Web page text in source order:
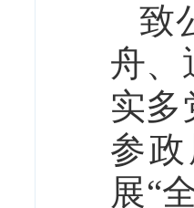
致
舟、
实多
参
展“